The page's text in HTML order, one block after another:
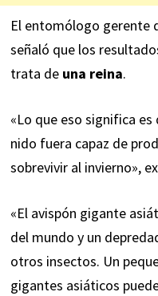
El entomólogo gerente
señaló que los
trata de una reina.
«Lo que eso significa es
nido fuera capaz de
sobrevivir al invierno»,
«El avispón gigante
del mundo y un
otros insectos. Un
gigantes asiáticos